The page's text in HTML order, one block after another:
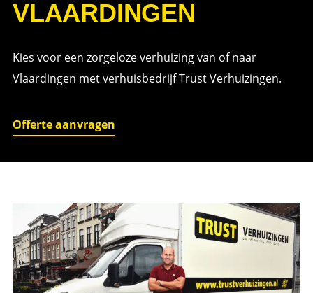
VLAARDINGEN
Kies voor een zorgeloze verhuizing van of naar
Vlaardingen met verhuisbedrijf Trust Verhuizingen.
Offerte aanvragen